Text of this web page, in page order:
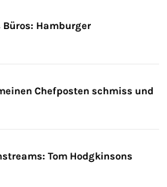
Büros: Hamburger
Chefposten schmiss und
Tom Hodgkinsons